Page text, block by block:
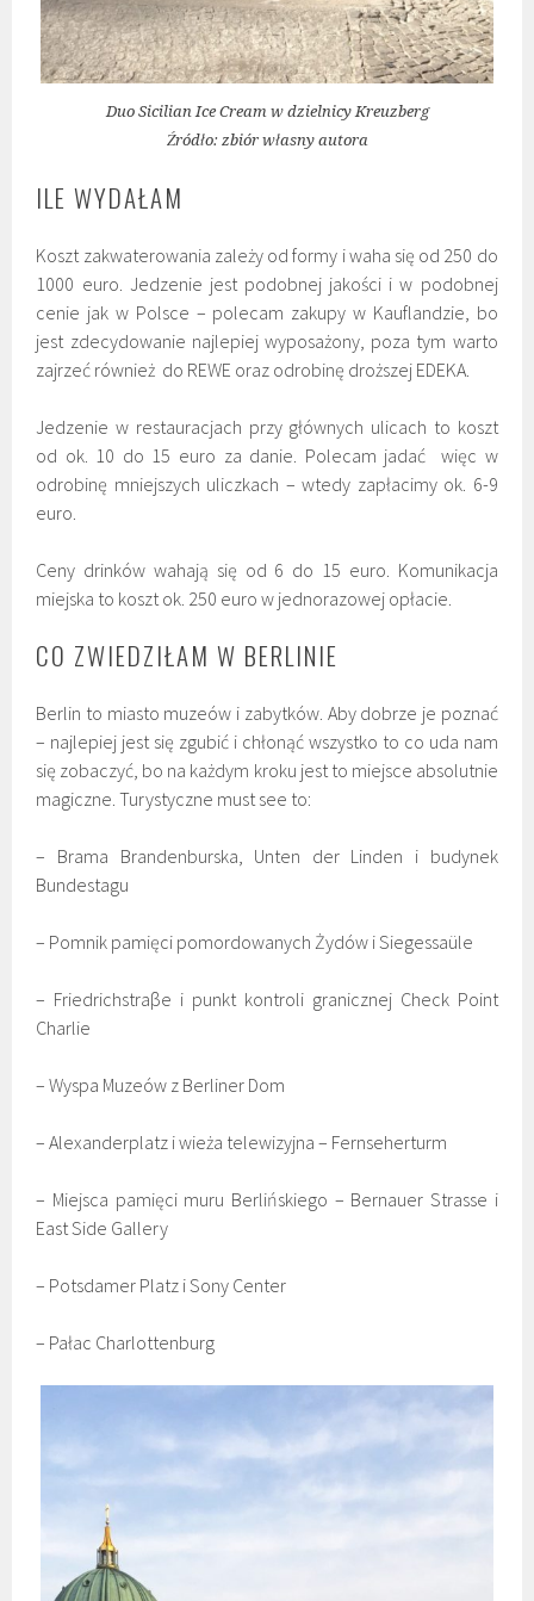
Duo Sicilian Ice Cream w dzielnicy Kreuzberg
Źródło: zbiór własny autora
ILE WYDAŁAM
Koszt zakwaterowania zależy od formy i waha się od 250 do
1000 euro. Jedzenie jest podobnej jakości i w podobnej
cenie jak w Polsce – polecam zakupy w Kauflandzie, bo
jest zdecydowanie najlepiej wyposażony, poza tym warto
zajrzeć również do REWE oraz odrobinę droższej EDEKA.
Jedzenie w restauracjach przy głównych ulicach to koszt
od ok. 10 do 15 euro za danie. Polecam jadać więc w
odrobinę mniejszych uliczkach – wtedy zapłacimy ok. 6-9
euro.
Ceny drinków wahają się od 6 do 15 euro. Komunikacja
miejska to koszt ok. 250 euro w jednorazowej opłacie.
CO ZWIEDZIŁAM W BERLINIE
Berlin to miasto muzeów i zabytków. Aby dobrze je poznać
– najlepiej jest się zgubić i chłonąć wszystko to co uda nam
się zobaczyć, bo na każdym kroku jest to miejsce absolutnie
magiczne. Turystyczne must see to:
– Brama Brandenburska, Unten der Linden i budynek
Bundestagu
– Pomnik pamięci pomordowanych Żydów i Siegessaüle
– Friedrichstraβe i punkt kontroli granicznej Check Point
Charlie
– Wyspa Muzeów z Berliner Dom
– Alexanderplatz i wieża telewizyjna – Fernseherturm
– Miejsca pamięci muru Berlińskiego – Bernauer Strasse i
East Side Gallery
– Potsdamer Platz i Sony Center
– Pałac Charlottenburg